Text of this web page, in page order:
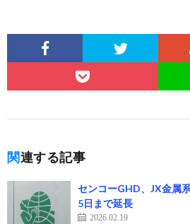
関連する記事
センコーGHD、JX金属
5日まで延長
2026.02.19